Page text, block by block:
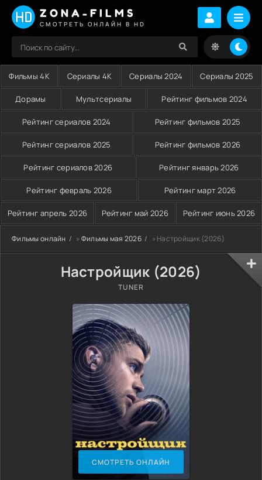
ZONA-FILMS
СМОТРЕТЬ ОНЛАЙН В HD
Фильмы 4K Сериалы 4K Сериалы 2024 Сериалы 2025
Дорамы Мультсериалы Рейтинг фильмов 2024
Рейтинг сериалов 2024 Рейтинг фильмов 2025
Рейтинг сериалов 2025 Рейтинг фильмов 2026
Рейтинг сериалов 2026 Рейтинг январь 2026
Рейтинг февраль 2026 Рейтинг март 2026
Рейтинг апрель 2026 Рейтинг май 2026 Рейтинг июнь 2026
Фильмы онлайн » Фильмы мая 2026 » Настройщик (2026)
Настройщик (2026)
TUNER
СМОТРЕТЬ ОНЛАЙН